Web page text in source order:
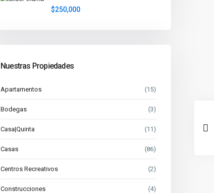
$250,000
Nuestras Propiedades
Apartamentos (15)
Bodegas (3)
Casa|Quinta (11)
Casas (86)
Centros Recreativos (2)
Construcciones (4)